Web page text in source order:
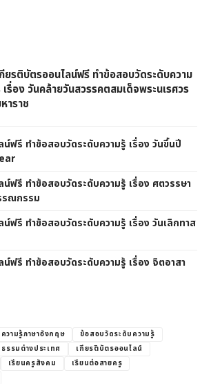
ยรติบัตรออนไลน์ฟรี ทำข้อสอบวัดระดับความ
เรื่อง วันคล้ายวันสวรรคตสมเด็จพระนเรศวร
าราช
ฟรี ทำข้อสอบวัดระดับความรู้ เรื่อง วันขึ้นปี
ฟรี ทำข้อสอบวัดระดับความรู้ เรื่อง ศตวรรษา
รณกรรม
ฟรี ทำข้อสอบวัดระดับความรู้ เรื่อง วันเลิกทาส
ฟรี ทำข้อสอบวัดระดับความรู้ เรื่อง จิตอาสา
วามรู้ภาษาอังกฤษ
ข้อสอบวัดระดับความรู้
รรมต่างประเทศ
เกียรติบัตรออนไลน์
เรียนครูสังคม
เรียนต่อสายครู